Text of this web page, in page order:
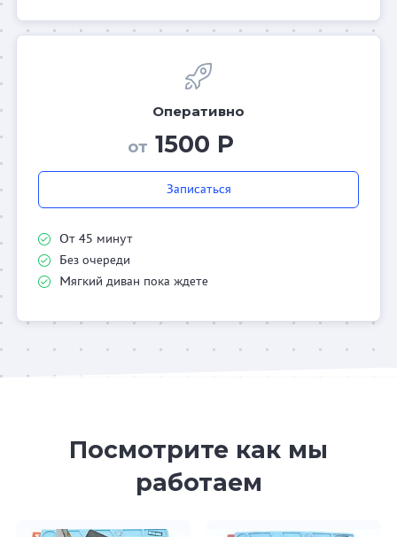
Оперативно
от 1500 Р
Записаться
От 45 минут
Без очереди
Мягкий диван пока ждете
Посмотрите как мы
работаем